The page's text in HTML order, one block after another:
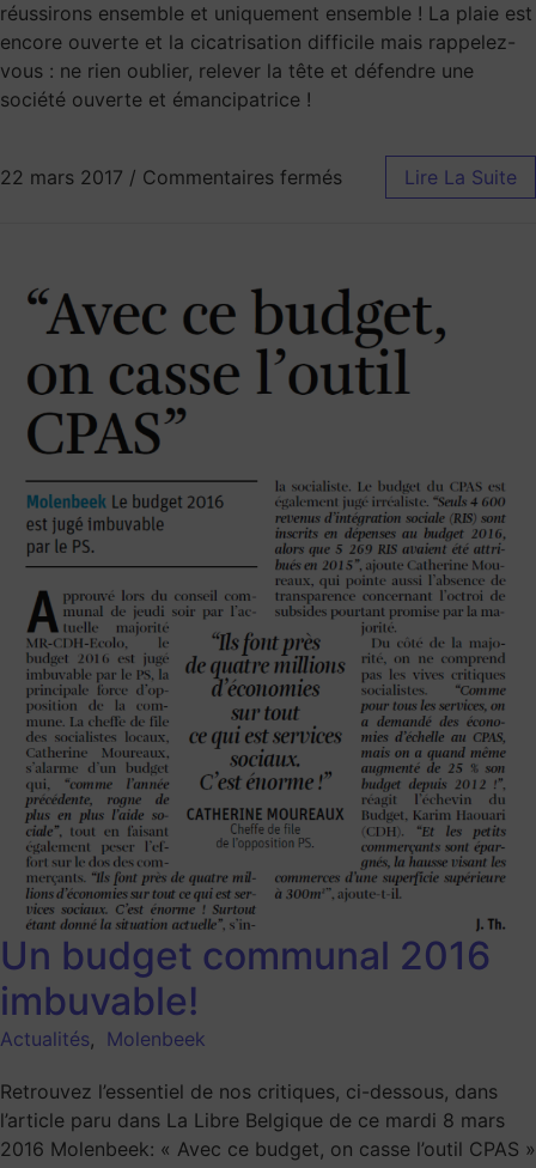
réussirons ensemble et uniquement ensemble ! La plaie est
encore ouverte et la cicatrisation difficile mais rappelez-
vous : ne rien oublier, relever la tête et défendre une
société ouverte et émancipatrice !
22 mars 2017 / Commentaires fermés Lire La Suite
Un budget communal 2016
imbuvable!
Actualités, Molenbeek
Retrouvez l’essentiel de nos critiques, ci-dessous, dans
l’article paru dans La Libre Belgique de ce mardi 8 mars
2016 Molenbeek: « Avec ce budget, on casse l’outil CPAS »